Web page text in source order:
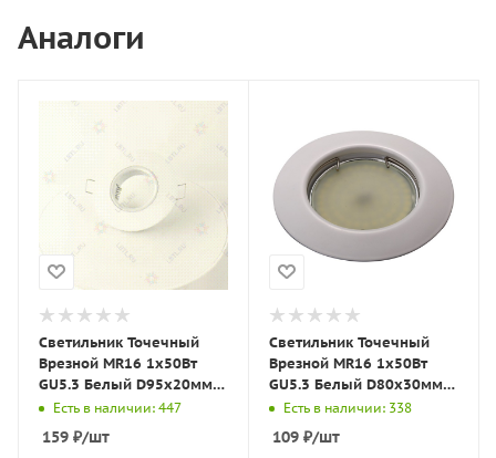
Аналоги
Светильник Точечный
Врезной MR16 1х50Вт
GU5.3 Белый D95х20мм
IP20 ST11 LBT
Есть в наличии: 447
159 ₽/шт
Светильник Точечный
Врезной MR16 1х50Вт
GU5.3 Белый D80х30мм
IP20 ST3 LBT
Есть в наличии: 338
109 ₽/шт